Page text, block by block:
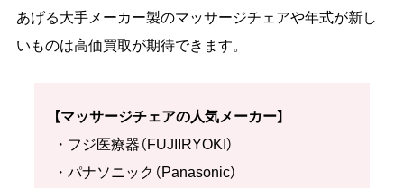
あげる大手メーカー製のマッサージチェアや年式が新し
いものは高価買取が期待できます。
【マッサージチェアの人気メーカー】
・フジ医療器（FUJIIRYOKI）
・パナソニック（Panasonic）